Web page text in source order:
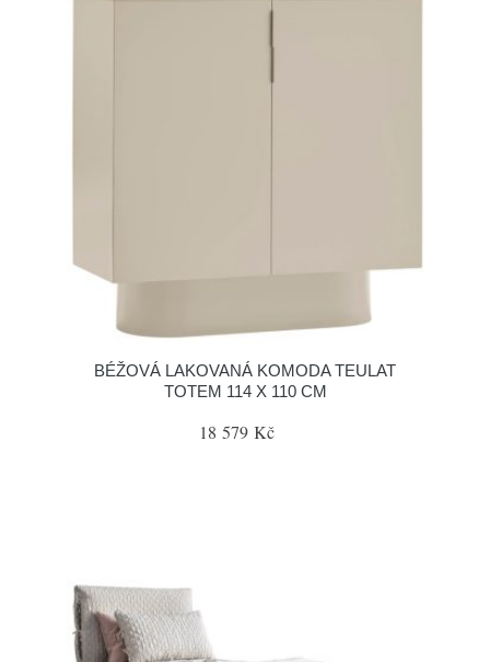
BÉŽOVÁ LAKOVANÁ KOMODA TEULAT
TOTEM 114 X 110 CM
18 579 Kč